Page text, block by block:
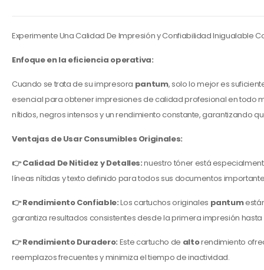
Experimente Una Calidad De Impresión y Confiabilidad Inigualable
Enfoque en la eficiencia operativa:
Cuando se trata de su impresora pantum, solo lo mejor es
esencial para obtener impresiones de calidad profesional en todo
nítidos, negros intensos y un rendimiento constante, garantizando
Ventajas de Usar Consumibles Originales:
👉 Calidad De Nitidez y Detalles:nuestro tóner está
líneas nítidas y texto definido para todos sus documentos
👉 Rendimiento Confiable:Los cartuchos originales pantum
garantiza resultados consistentes desde la primera impresión hasta
👉 Rendimiento Duradero: Este cartucho de altorendimiento
reemplazos frecuentes y minimiza el tiempo de inactividad.